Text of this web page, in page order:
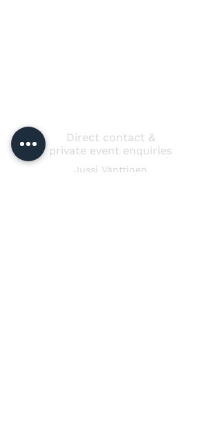
Direct contact &
private event enquiries
Jussi Vänttinen